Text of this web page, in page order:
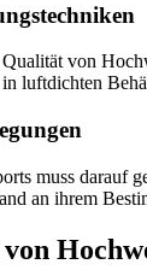
von
luftdichten
muss darauf
an ihrem